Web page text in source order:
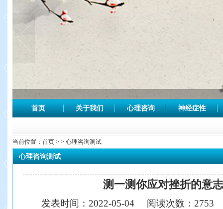
首页 关于我们 心理咨询 神经症性
当前位置： 首页 > > 心理咨询测试
心理咨询测试
测一测你应对挫折的意
发表时间： 2022-05-04 阅读次数： 2753